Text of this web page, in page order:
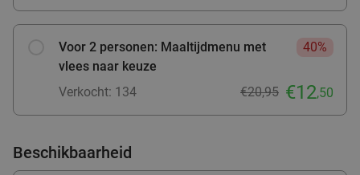
food
Voor 2 personen: Maaltijdmenu met
vlees naar keuze
40%
Verkocht: 134 €20,95 €12,50
Beschikbaarheid